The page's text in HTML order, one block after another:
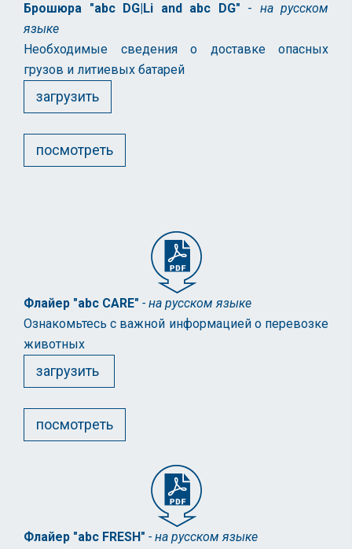
Брошюра "abc DG|Li and abc DG" - на русском
языке
Необходимые сведения о доставке опасных
грузов и литиевых батарей
загрузить
посмотреть
Флайер "abc CARE" - на русском языке
Ознакомьтесь с важной информацией о перевозке
животных
загрузить
посмотреть
Флайер "abc FRESH" - на русском языке